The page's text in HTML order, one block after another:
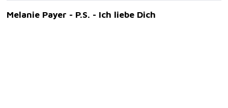
Melanie Payer - P.S. - Ich liebe Dich